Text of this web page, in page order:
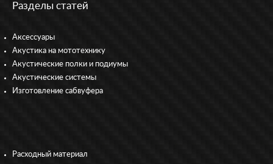
Разделы статей
Аксессуары
Акустика на мототехнику
Акустические полки и подиумы
Акустические системы
Изготовление сабвуфера
Расходный материал